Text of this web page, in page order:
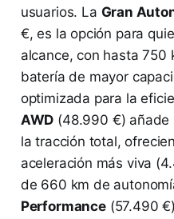
usuarios. La Gran
€, es la opción para
alcance, con hasta 750
batería de mayor
optimizada para la
AWD (48.990 €) añade
la tracción total,
aceleración más viva
de 660 km de
Performance(57.490